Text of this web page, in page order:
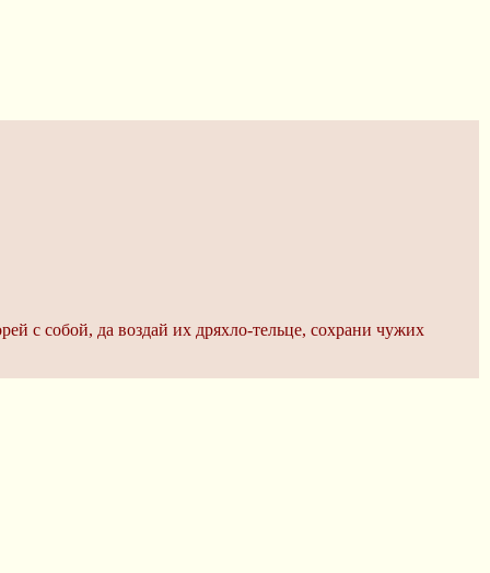
с собой, да воздай их дряхло-тельце, сохрани чужих